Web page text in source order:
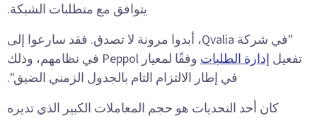
يتوافق مع متطلبات الشبكة.
"في شركة Qvalia، أبدوا مرونة لا تصدق. فقد سارعوا إلى
تفعيل إدارة الطلبات
وفقًا لمعيار Peppol في نظامهم، وذلك
في إطار الالتزام التام بالجدول الزمني الضيق".
كان أحد التحديات هو حجم المعاملات الكبير الذي تديره